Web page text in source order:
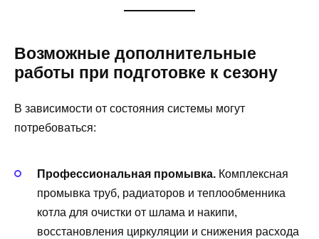
Возможные дополнительные
работы при подготовке к сезону
В зависимости от состояния системы могут
потребоваться:
Профессиональная промывка. Комплексная
промывка труб, радиаторов и теплообменника
котла для очистки от шлама и накипи,
восстановления циркуляции и снижения расхода